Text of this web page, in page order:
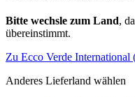
Bitte wechsle zum Land,
übereinstimmt.
Zu Ecco Verde International
Anderes Lieferland wählen